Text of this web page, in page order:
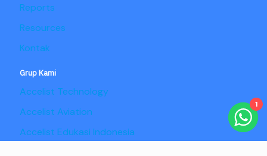
Reports
Resources
Kontak
Grup Kami
Accelist Technology
Accelist Aviation
Accelist Edukasi Indonesia
1